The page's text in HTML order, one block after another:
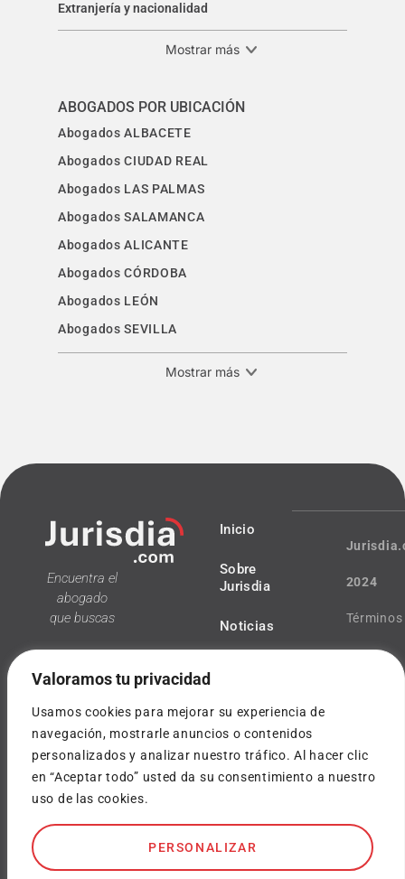
Valoramos tu privacidad
Usamos cookies para mejorar su experiencia de
navegación, mostrarle anuncios o contenidos
personalizados y analizar nuestro tráfico. Al hacer clic
en “Aceptar todo” usted da su consentimiento a nuestro
uso de las cookies.
PERSONALIZAR
Extranjería y nacionalidad
Mostrar más
ABOGADOS POR UBICACIÓN
Abogados ALBACETE
Abogados CIUDAD REAL
Abogados LAS PALMAS
Abogados SALAMANCA
Abogados ALICANTE
Abogados CÓRDOBA
Abogados LEÓN
Abogados SEVILLA
Mostrar más
Encuentra el
abogado
que buscas
Inicio
Sobre
Jurisdia
Noticias
¿Tienes
dudas?
2024
Términos
y
de
Cookies
Diseñado